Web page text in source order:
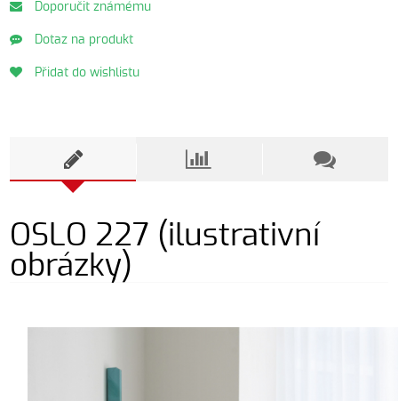
Doporučit známému
Dotaz na produkt
Přidat do wishlistu
OSLO 227 (ilustrativní
obrázky)